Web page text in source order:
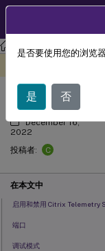
Linux 虚拟投递代理
与 Citrix
December 16,
2022
投稿者:
C
在本文中
启用和禁用 Citrix Telemetry
端口
调试模式
是否要使用您的浏览
是 否